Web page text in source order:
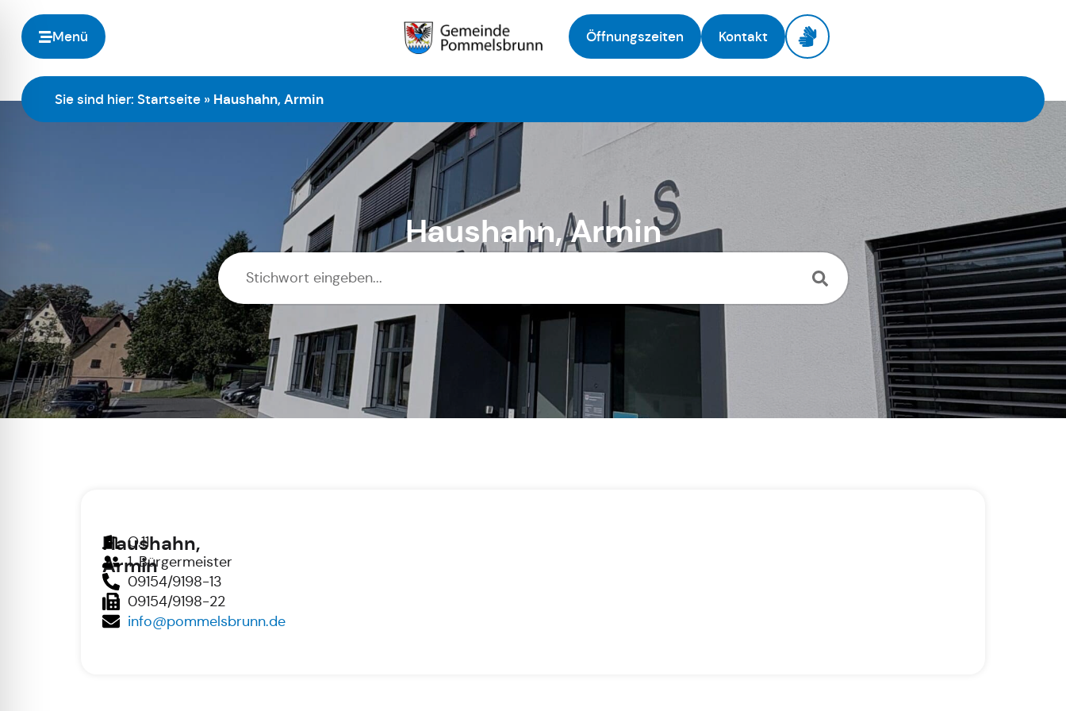
Menü
Zur Startseite
Öffnungszeiten Kontakt
Sie sind hier: Startseite » Haushahn, Armin
Haushahn, Armin
Haushahn,
Armin
O.11
1. Bürgermeister
09154/9198-13
09154/9198-22
info@pommelsbrunn.de